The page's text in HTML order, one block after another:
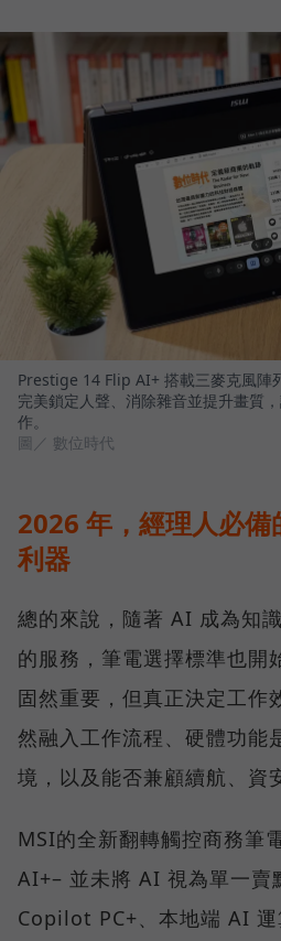
Prestige 14 Flip AI+ 搭載三麥克風陣
完美鎖定人聲、消除雜音並提升畫質
作。
圖／ 數位時代
2026 年，經理人必
利器
總的來說，隨著 AI 成為知
的服務，筆電選擇標準也開
固然重要，但真正決定工作
然融入工作流程、硬體功能
境，以及能否兼顧續航、資
MSI的全新翻轉觸控商務
AI+– 並未將 AI 視為單一賣
Copilot PC+、本地端 AI